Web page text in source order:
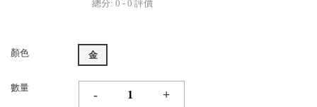
總分: 0 - 0 評價
顏色 金
數量
- +